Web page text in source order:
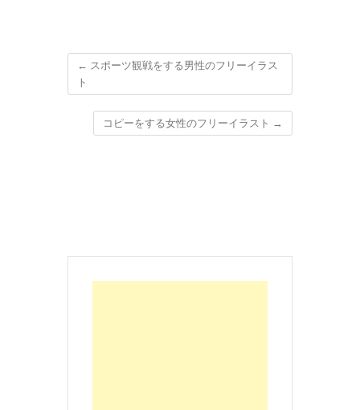
← スポーツ観戦をする男性のフリーイラス
ト
コピーをする女性のフリーイラスト →